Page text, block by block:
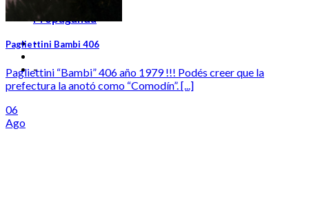
Propaganda
-
-
Pagliettini Bambi 406
Pagliettini “Bambi” 406 año 1979 !!! Podés creer que la
prefectura la anotó como “Comodín”. [...]
06
Ago